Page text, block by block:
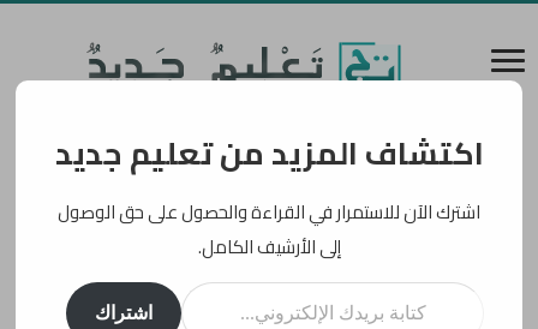
اكتشاف المزيد من تعليم جديد
اشترك الآن للاستمرار في القراءة والحصول على حق الوصول
إلى الأرشيف الكامل.
كتابة بريدك الإلكتروني...
اشتراك